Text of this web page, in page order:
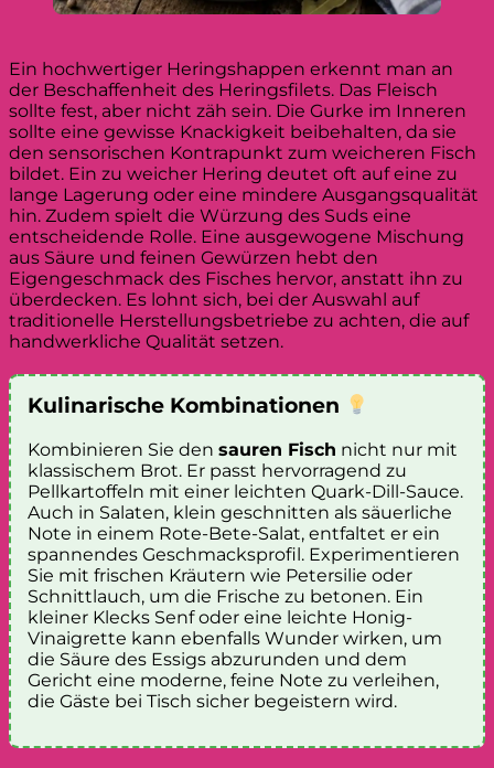
Ein hochwertiger Heringshappen erkennt man an
der Beschaffenheit des Heringsfilets. Das Fleisch
sollte fest, aber nicht zäh sein. Die Gurke im Inneren
sollte eine gewisse Knackigkeit beibehalten, da sie
den sensorischen Kontrapunkt zum weicheren Fisch
bildet. Ein zu weicher Hering deutet oft auf eine zu
lange Lagerung oder eine mindere Ausgangsqualität
hin. Zudem spielt die Würzung des Suds eine
entscheidende Rolle. Eine ausgewogene Mischung
aus Säure und feinen Gewürzen hebt den
Eigengeschmack des Fisches hervor, anstatt ihn zu
überdecken. Es lohnt sich, bei der Auswahl auf
traditionelle Herstellungsbetriebe zu achten, die auf
handwerkliche Qualität setzen.
Kulinarische Kombinationen
Kombinieren Sie den sauren Fisch nicht nur mit
klassischem Brot. Er passt hervorragend zu
Pellkartoffeln mit einer leichten Quark-Dill-Sauce.
Auch in Salaten, klein geschnitten als säuerliche
Note in einem Rote-Bete-Salat, entfaltet er ein
spannendes Geschmacksprofil. Experimentieren
Sie mit frischen Kräutern wie Petersilie oder
Schnittlauch, um die Frische zu betonen. Ein
kleiner Klecks Senf oder eine leichte Honig-
Vinaigrette kann ebenfalls Wunder wirken, um
die Säure des Essigs abzurunden und dem
Gericht eine moderne, feine Note zu verleihen,
die Gäste bei Tisch sicher begeistern wird.